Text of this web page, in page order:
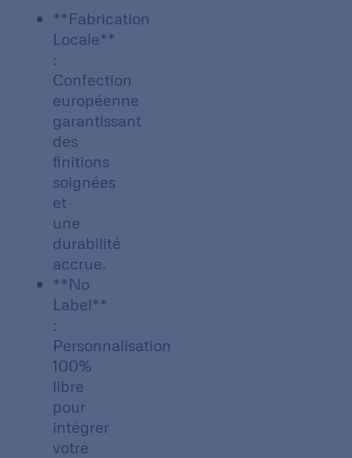
**Fabrication
Locale**
:
Confection
européenne
garantissant
des
finitions
soignées
et
une
durabilité
accrue.
**No
Label**
:
Personnalisation
100%
libre
pour
intégrer
votre